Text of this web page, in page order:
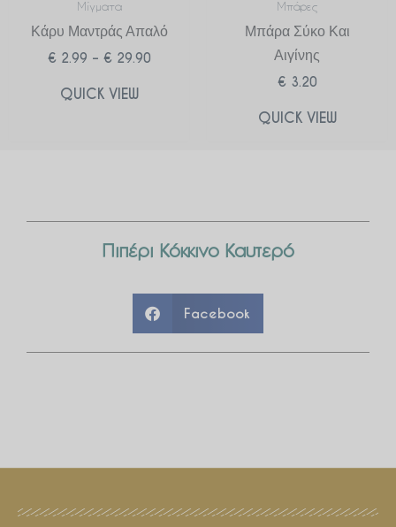
Μίγματα
Κάρυ Μαντράς Απαλό
€ 2.99 – € 29.90
QUICK VIEW
Μπάρες
Μπάρα Σύκο Και
Αιγίνης
€ 3.20
QUICK VIEW
Πιπέρι Κόκκινο Καυτερό
Facebook